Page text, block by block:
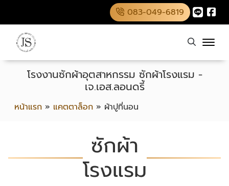
083-049-6819
หน้าแรก » แคตตาล็อก » ผ้าปูที่นอน
โรงงานซักผ้าอุตสาหกรรม ซักผ้าโรงแรม -
เจ.เอส.ลอนดรี้
ซักผ้า
โรงแรม